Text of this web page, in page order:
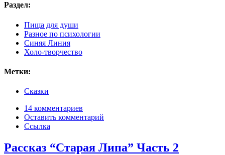
Раздел:
Пища для души
Разное по психологии
Синяя Линия
Холо-творчество
Метки:
Сказки
14 комментариев
Оставить комментарий
Ссылка
Рассказ “Старая Липа” Часть 2